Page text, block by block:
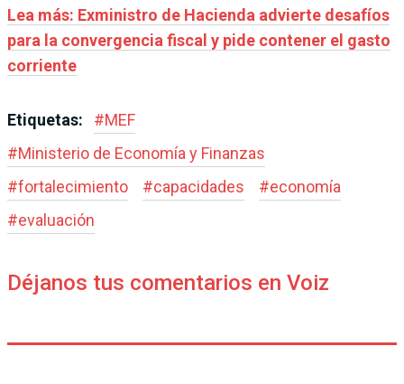
Lea más: Exministro de Hacienda advierte desafíos
para la convergencia fiscal y pide contener el gasto
corriente
Etiquetas: #MEF
#Ministerio de Economía y Finanzas
#fortalecimiento #capacidades #economía
#evaluación
Déjanos tus comentarios en Voiz